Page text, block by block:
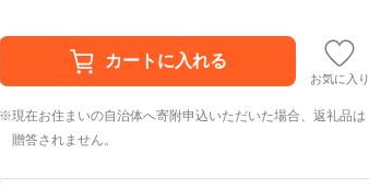
お気に入り
現在お住まいの自治体へ寄附申込いただいた場合、返礼品は
贈答されません。